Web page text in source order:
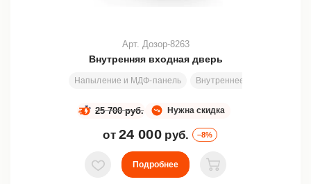
Внутренняя входная дверь
Напыление и МДФ-панель Внутреннее открывание
Арт. Дозор-8263
Нужна скидка
25 700 руб.
от 24 000 руб. –8%
В избранное
Подробнее
В корзину